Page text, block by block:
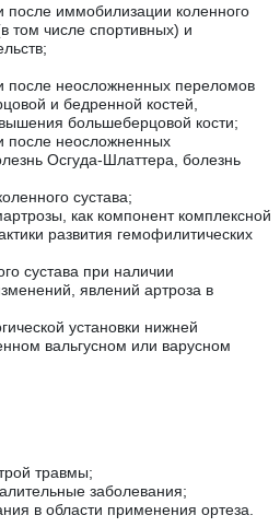
после иммобилизации коленного
том числе спортивных) и
после неосложненных переломов
и бедренной костей,
большеберцовой кости;
после неосложненных
Осгуда-Шлаттера, болезнь
сустава;
как компонент комплексной
развития гемофилитических
сустава при наличии
явлений артроза в
установки нижней
вальгусном или варусном
травмы;
заболевания;
в области применения ортеза.